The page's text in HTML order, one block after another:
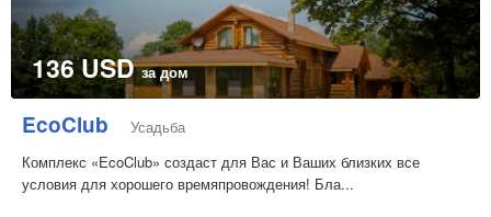
136 USDза дом
EcoClub
Усадьба
Комплекс «EcoClub» создаст для Вас и Ваших близких все
условия для хорошего времяпровождения! Бла...